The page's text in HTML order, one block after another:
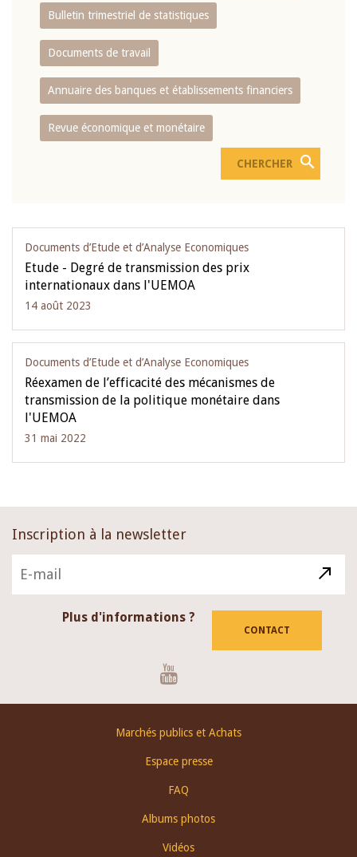
Bulletin trimestriel de statistiques
Documents de travail
Annuaire des banques et établissements financiers
Revue économique et monétaire
Documents d’Etude et d’Analyse Economiques
Etude - Degré de transmission des prix
internationaux dans l'UEMOA
14 août 2023
Documents d’Etude et d’Analyse Economiques
Réexamen de l’efficacité des mécanismes de
transmission de la politique monétaire dans
l'UEMOA
31 mai 2022
Inscription à la newsletter
Plus d'informations ?
CONTACT
Marchés publics et Achats
Espace presse
FAQ
Albums photos
Vidéos